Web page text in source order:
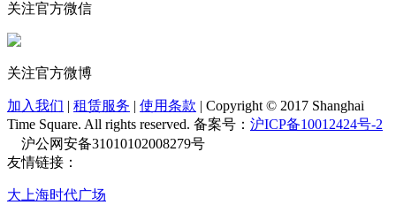
关注官方微信
关注官方微博
加入我们 | 租赁服务 | 使用条款 | Copyright © 2017 Shanghai
Time Square. All rights reserved. 备案号： 沪ICP备10012424号-2
沪公网安备31010102008279号
友情链接：
大上海时代广场